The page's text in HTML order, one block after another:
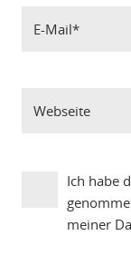
Ich habe
meiner